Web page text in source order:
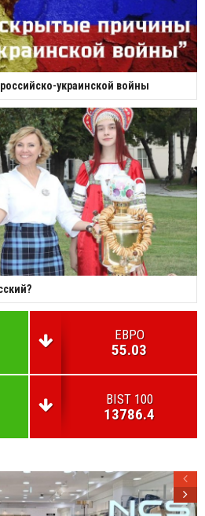
украинской войны
ЕВРО
55.03
BIST 100
13786.4